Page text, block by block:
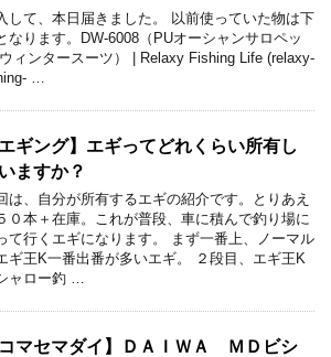
して、本日届きました。 以前使っていた物は下
なります。DW-6008（PUオーシャンサロペッ
ウィンタースーツ） | Relaxy Fishing Life (relaxy-
…
エギング】エギってどれくらい所有し
ますか？
は、自分が所有するエギの紹介です。とりあえ
０本＋在庫。これが普段、車に積んで釣り場に
て行くエギになります。 まず一番上、ノーマル
ギ王K一番出番が多いエギ。 ２段目、エギ王K
ャロー釣 …
コマセマダイ】ＤＡＩＷＡ ＭＤビシ